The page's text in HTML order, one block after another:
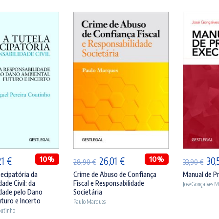
€.
€O
preço
atual
é:
33,21 €.
10%
da
Civil: da
pelo Dano
e Incerto
ADICIONAR
28,90€ O
preço
original
era:
26,01 €O
preço
atual
10%
Crime de Abuso de Confiança
Fiscal e Responsabilidade
Societária
Paulo Marques
33,90€ O
Manual de
José Gonçalves